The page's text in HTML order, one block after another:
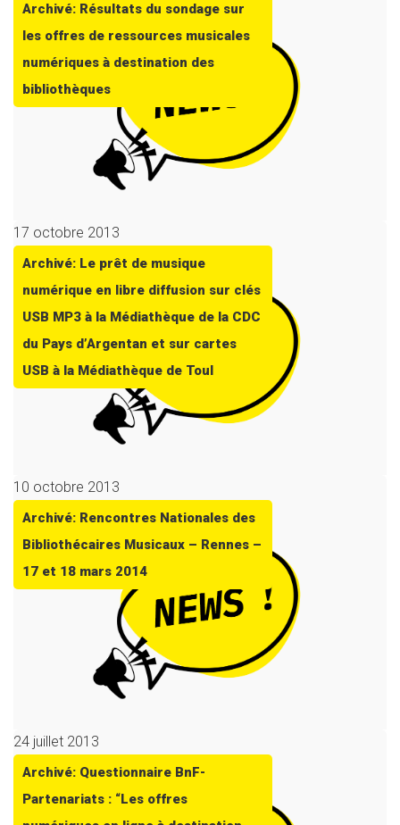
Archivé: Résultats du sondage sur
les offres de ressources musicales
numériques à destination des
bibliothèques
17 octobre 2013
Archivé: Le prêt de musique
numérique en libre diffusion sur clés
USB MP3 à la Médiathèque de la CDC
du Pays d’Argentan et sur cartes
USB à la Médiathèque de Toul
10 octobre 2013
Archivé: Rencontres Nationales des
Bibliothécaires Musicaux – Rennes –
17 et 18 mars 2014
24 juillet 2013
Archivé: Questionnaire BnF-
Partenariats : “Les offres